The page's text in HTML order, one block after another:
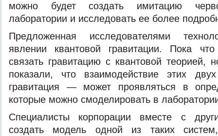
можно будет создать имитацию
лаборатории и исследовать ее более
Предложенная исследователями
явлении квантовой гравитации. Пока
связать гравитацию с квантовой теорией,
показали, что взаимодействие этих
гравитация — может проявляться в
которые можно смоделировать в
Специалисты корпорации вместе с
создать модель одной из таких